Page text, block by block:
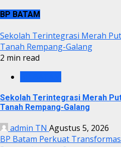
BP BATAM
Sekolah Terintegrasi Merah
Tanah Rempang-Galang
2 min read
Sekolah Terintegrasi Merah
Tanah Rempang-Galang
admin TN Agustus 5, 2026
BP Batam Perkuat